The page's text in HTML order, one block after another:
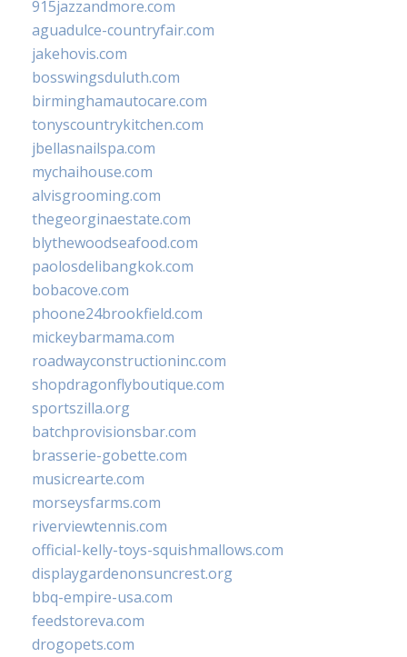
915jazzandmore.com
aguadulce-countryfair.com
jakehovis.com
bosswingsduluth.com
birminghamautocare.com
tonyscountrykitchen.com
jbellasnailspa.com
mychaihouse.com
alvisgrooming.com
thegeorginaestate.com
blythewoodseafood.com
paolosdelibangkok.com
bobacove.com
phoone24brookfield.com
mickeybarmama.com
roadwayconstructioninc.com
shopdragonflyboutique.com
sportszilla.org
batchprovisionsbar.com
brasserie-gobette.com
musicrearte.com
morseysfarms.com
riverviewtennis.com
official-kelly-toys-squishmallows.com
displaygardenonsuncrest.org
bbq-empire-usa.com
feedstoreva.com
drogopets.com